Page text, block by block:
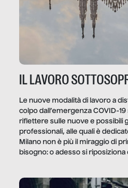
IL LAVORO
Le nuove modalità di lavoro a
colpo dall’emergenza COVID-
riflettere sulle nuove e possibili
professionali, alle quali è
Milano non è più il miraggio di
bisogno: o adesso si